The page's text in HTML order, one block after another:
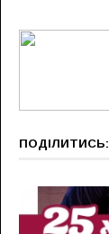
ПОДІЛИТИСЬ: